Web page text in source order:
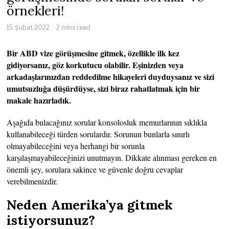
örnekleri!
15 Şubat 2022 2 mins read
Bir ABD vize görüşmesine gitmek, özellikle ilk kez
gidiyorsanız, göz korkutucu olabilir. Eşinizden veya
arkadaşlarınızdan reddedilme hikayeleri duyduysanız ve sizi
umutsuzluğa düşürdüyse, sizi biraz rahatlatmak için bir
makale hazırladık.
Aşağıda bulacağınız sorular konsolosluk memurlarının sıklıkla
kullanabileceği türden sorulardır. Sorunun bunlarla sınırlı
olmayabileceğini veya herhangi bir sorunla
karşılaşmayabileceğinizi unutmayın. Dikkate alınması gereken en
önemli şey, sorulara sakince ve güvenle doğru cevaplar
verebilmenizdir.
Neden Amerika’ya gitmek
istiyorsunuz?